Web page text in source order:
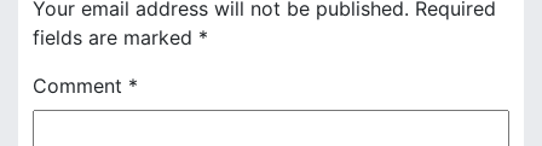
a
v
i
Your email address will not be published. Required
fields are marked *
Comment *